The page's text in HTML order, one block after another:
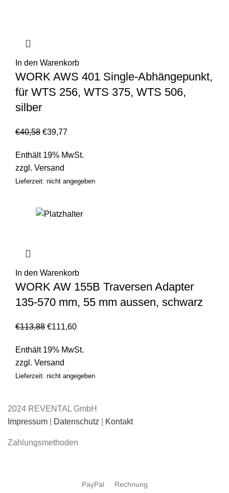
In den Warenkorb
WORK AWS 401 Single-Abhängepunkt,
für WTS 256, WTS 375, WTS 506,
silber
€40,58 €39,77
Enthält 19% MwSt.
zzgl. Versand
Lieferzeit: nicht angegeben
In den Warenkorb
WORK AW 155B Traversen Adapter
135-570 mm, 55 mm aussen, schwarz
€113,88 €111,60
Enthält 19% MwSt.
zzgl. Versand
Lieferzeit: nicht angegeben
2024 REVENTAL GmbH
Impressum
Datenschutz Kontakt
Zahlungsmethoden
PayPal Rechnung